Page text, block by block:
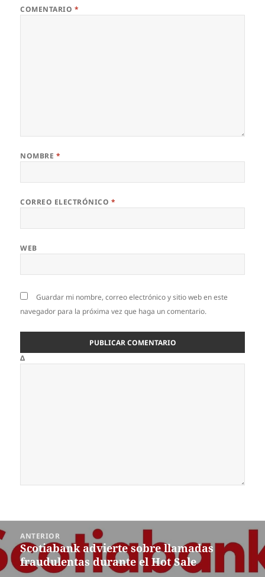
COMENTARIO *
NOMBRE *
CORREO ELECTRÓNICO *
WEB
Guardar mi nombre, correo electrónico y sitio web en este
navegador para la próxima vez que haga un comentario.
Δ
Navegación
de
entradas
ANTERIOR
Entrada
anterior:
Scotiabank advierte sobre llamadas
fraudulentas durante el Hot Sale